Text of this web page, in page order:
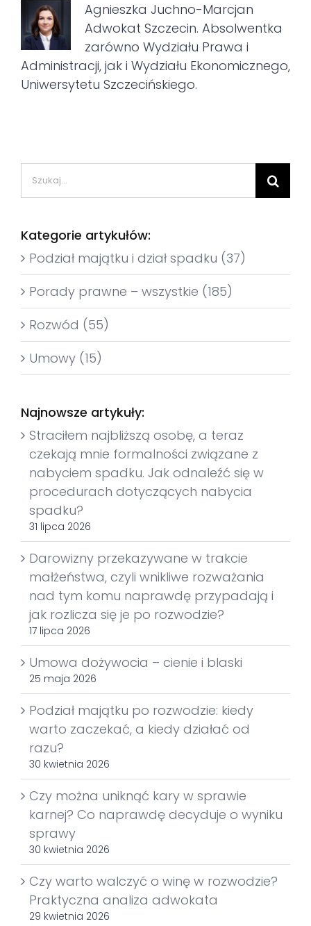
Agnieszka Juchno-Marcjan
Adwokat Szczecin. Absolwentka
zarówno Wydziału Prawa i
Administracji, jak i Wydziału Ekonomicznego,
Uniwersytetu Szczecińskiego.
Kategorie artykułów:
Podział majątku i dział spadku (37)
Porady prawne – wszystkie (185)
Rozwód (55)
Umowy (15)
Najnowsze artykuły:
Straciłem najbliższą osobę, a teraz
czekają mnie formalności związane z
nabyciem spadku. Jak odnaleźć się w
procedurach dotyczących nabycia
spadku?
31 lipca 2026
Darowizny przekazywane w trakcie
małżeństwa, czyli wnikliwe rozważania
nad tym komu naprawdę przypadają i
jak rozlicza się je po rozwodzie?
17 lipca 2026
Umowa dożywocia – cienie i blaski
25 maja 2026
Podział majątku po rozwodzie: kiedy
warto zaczekać, a kiedy działać od
razu?
30 kwietnia 2026
Czy można uniknąć kary w sprawie
karnej? Co naprawdę decyduje o wyniku
sprawy
30 kwietnia 2026
Czy warto walczyć o winę w rozwodzie?
Praktyczna analiza adwokata
29 kwietnia 2026